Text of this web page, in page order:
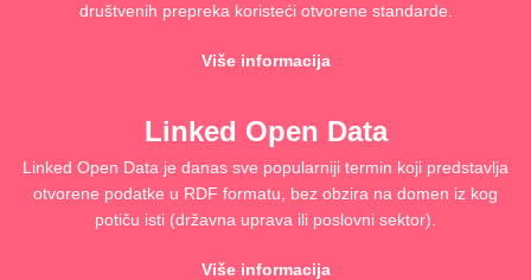
društvenih prepreka koristeći otvorene standarde.
Više informacija
Linked Open Data
Linked Open Data je danas sve popularniji termin koji predstavlja
otvorene podatke u RDF formatu, bez obzira na domen iz kog
potiču isti (državna uprava ili poslovni sektor).
Više informacija